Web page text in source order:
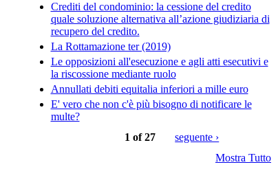
Crediti del condominio: la cessione del credito
quale soluzione alternativa all’azione giudiziaria di
recupero del credito.
La Rottamazione ter (2019)
Le opposizioni all'esecuzione e agli atti esecutivi e
la riscossione mediante ruolo
Annullati debiti equitalia inferiori a mille euro
E' vero che non c'è più bisogno di notificare le
multe?
1 of 27
seguente ›
Mostra Tutto